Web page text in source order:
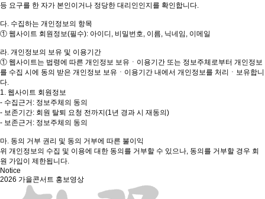
등 요구를 한 자가 본인이거나 정당한 대리인인지를 확인합니다.
다. 수집하는 개인정보의 항목
① 웹사이트 회원정보(필수): 아이디, 비밀번호, 이름, 닉네임, 이메일
라. 개인정보의 보유 및 이용기간
① 웹사이트는 법령에 따른 개인정보 보유ㆍ이용기간 또는 정보주체로부터 개인정보
를 수집 시에 동의 받은 개인정보 보유ㆍ이용기간 내에서 개인정보를 처리ㆍ보유합니
다.
1. 웹사이트 회원정보
- 수집근거: 정보주체의 동의
- 보존기간: 회원 탈퇴 요청 전까지(1년 경과 시 재동의)
- 보존근거: 정보주체의 동의
마. 동의 거부 권리 및 동의 거부에 따른 불이익
위 개인정보의 수집 및 이용에 대한 동의를 거부할 수 있으나, 동의를 거부할 경우 회
원 가입이 제한됩니다.
Notice
2026 가을콘서트 홍보영상